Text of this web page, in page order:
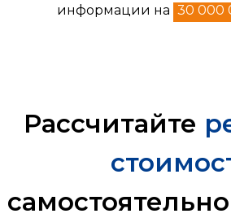
информации на 30 000
Рассчитайте